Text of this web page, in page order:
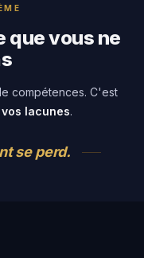
que vous ne
compétences. C'est
lacunes.
se perd.